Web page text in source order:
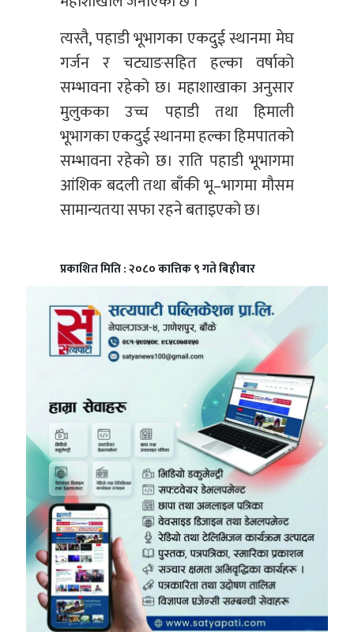
त्यस्तै, पहाडी भूभागका एकदुई स्थानमा मेघ
गर्जन र चट्याङसहित हल्का वर्षाको
सम्भावना रहेको छ। महाशाखाका अनुसार
मुलुकका उच्च पहाडी तथा हिमाली
भूभागका एकदुई स्थानमा हल्का हिमपातको
सम्भावना रहेको छ। राति पहाडी भूभागमा
आंशिक बदली तथा बाँकी भू–भागमा मौसम
सामान्यतया सफा रहने बताइएको छ।
प्रकाशित मिति : २०८० कात्तिक ९ गते बिहीबार